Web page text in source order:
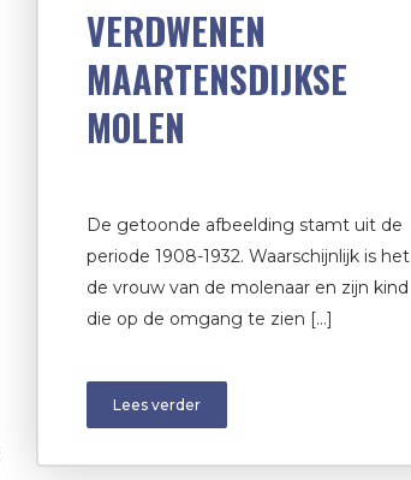
VERDWENEN
MAARTENSDIJKSE
MOLEN
De getoonde afbeelding stamt uit de
periode 1908-1932. Waarschijnlijk is het
de vrouw van de molenaar en zijn kind
die op de omgang te zien […]
Lees verder